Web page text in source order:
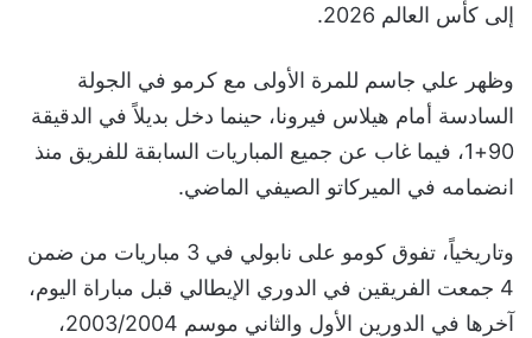
إلى كأس العالم 2026.
وظهر علي جاسم للمرة الأولى مع كرمو في الجولة
السادسة أمام هيلاس فيرونا، حينما دخل بديلاً في الدقيقة
90+1، فيما غاب عن جميع المباريات السابقة للفريق منذ
انضمامه في الميركاتو الصيفي الماضي.
وتاريخياً، تفوق كومو على نابولي في 3 مباريات من ضمن
4 جمعت الفريقين في الدوري الإيطالي قبل مباراة اليوم،
آخرها في الدورين الأول والثاني موسم 2003/2004،